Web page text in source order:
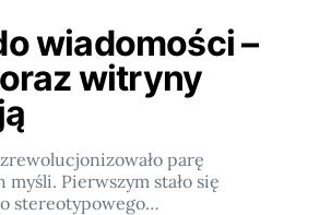
wiadomości –
witryny
parę
Pierwszym stało się
stereotypowego…